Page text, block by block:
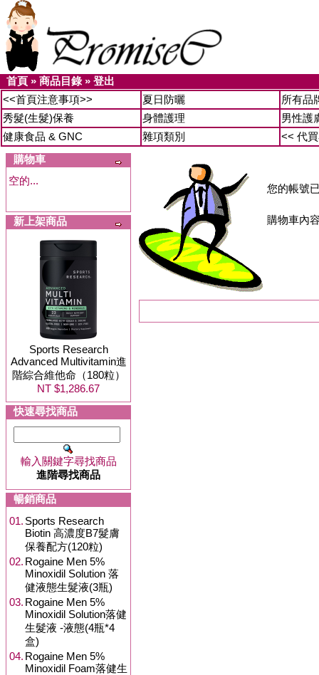
首頁 » 商品目錄» 登出
<<首頁注意事項>>
夏日防曬
所有品
秀髮(生髮)保養
身體護理
男性護
健康食品 & GNC
雜項類別
<< 代
購物車
空的...
新上架商品
Sports Research
Advanced Multivitamin進
階綜合維他命（180粒）
NT $1,286.67
快速尋找商品
輸入關鍵字尋找商品
進階尋找商品
暢銷商品
01. Sports Research
Biotin 高濃度B7髮膚
保養配方(120粒)
02. Rogaine Men 5%
Minoxidil Solution 落
健液態生髮液(3瓶)
03. Rogaine Men 5%
Minoxidil Solution落健
生髮液 -液態(4瓶*4
盒)
04. Rogaine Men 5%
Minoxidil Foam落健生
您的帳號
購物車內